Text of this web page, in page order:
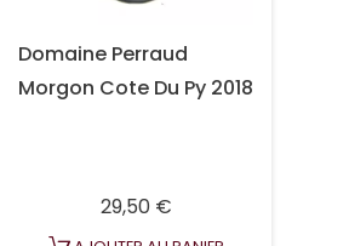
Domaine Perraud
Morgon Cote Du Py 2018
29,50 €Prix